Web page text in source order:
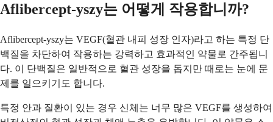
Aflibercept-yszy는 어떻게 작용합니까?
Aflibercept-yszy는 VEGF(혈관 내피 성장 인자)라고 하는 특정 단
백질을 차단하여 작용하는 강력하고 효과적인 약물로 간주됩니
다. 이 단백질은 일반적으로 혈관 성장을 돕지만 때로는 눈에 문
제를 일으키기도 합니다.
특정 안과 질환이 있는 경우 신체는 너무 많은 VEGF를 생성하여